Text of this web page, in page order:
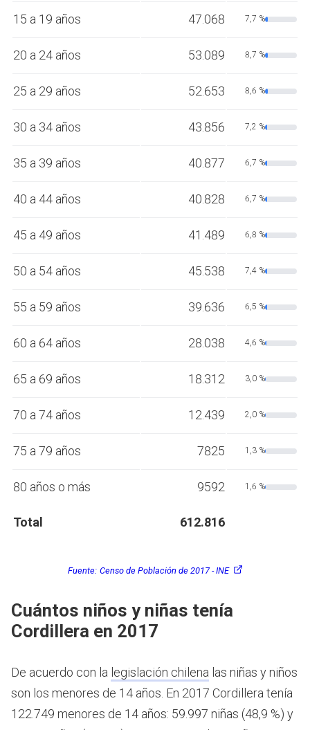
15 a 19 años 47.068 7,7 %
20 a 24 años 53.089 8,7 %
25 a 29 años 52.653 8,6 %
30 a 34 años 43.856 7,2 %
35 a 39 años 40.877 6,7 %
40 a 44 años 40.828 6,7 %
45 a 49 años 41.489 6,8 %
50 a 54 años 45.538 7,4 %
55 a 59 años 39.636 6,5 %
60 a 64 años 28.038 4,6 %
65 a 69 años 18.312 3,0 %
70 a 74 años 12.439 2,0 %
75 a 79 años 7825 1,3 %
80 años o más 9592 1,6 %
Total 612.816
Fuente: Censo de Población de 2017 - INE
Cuántos niños y niñas tenía
Cordillera en 2017
De acuerdo con la legislación chilena las niñas y niños
son los menores de 14 años. En 2017 Cordillera tenía
122.749 menores de 14 años: 59.997 niñas (48,9 %) y